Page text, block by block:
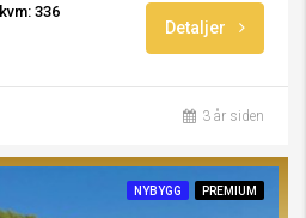
kvm: 336
Detaljer
3 år siden
NYBYGG PREMIUM